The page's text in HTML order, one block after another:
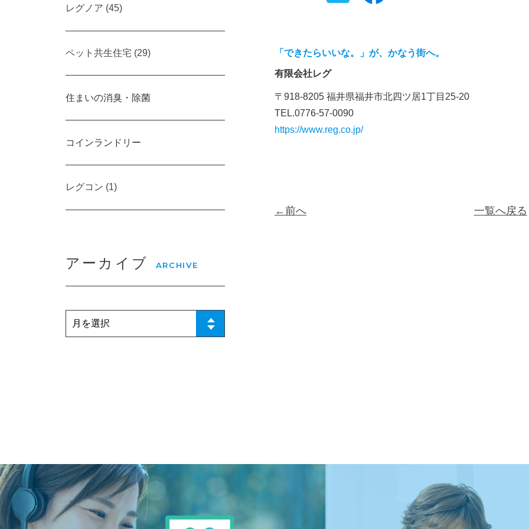
「できたらいいな。」が、かなう街へ。
有限会社レグ
〒918-8205 福井県福井市北四ツ居1丁目25-20
TEL.0776-57-0090
https://www.reg.co.jp/
←前へ 一覧へ戻る
レグノア (45)
ペット共生住宅 (29)
住まいの消臭・除菌
コインランドリー
レグコン (1)
アーカイブ ARCHIVE